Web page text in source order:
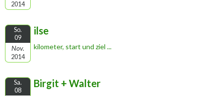
2014
So.
09
Nov.
2014
ilse
kilometer, start und ziel ...
Sa.
08
Birgit + Walter